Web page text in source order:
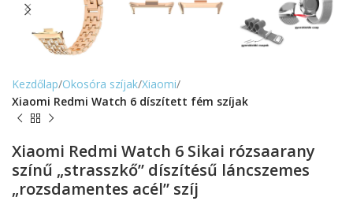
Kezdőlap Okosóra szíjak Xiaomi
Xiaomi Redmi Watch 6 díszített fém szíjak
Xiaomi Redmi Watch 6 Sikai rózsaarany
színű „strasszkő” díszítésű láncszemes
„rozsdamentes acél” szíj